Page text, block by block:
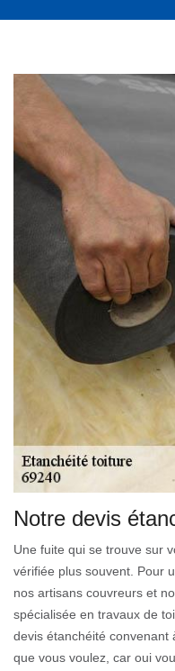
Notre devis
Une fuite qui se trouve sur
vérifiée plus souvent. Pour
nos artisans couvreurs et
spécialisée en travaux de
devis étanchéité convenant
que vous voulez, car oui